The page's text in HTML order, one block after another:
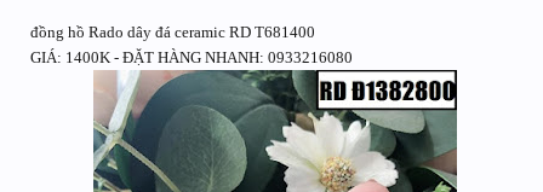
đồng hồ Rado dây đá ceramic RD T681400
GIÁ: 1400K - ĐẶT HÀNG NHANH: 0933216080